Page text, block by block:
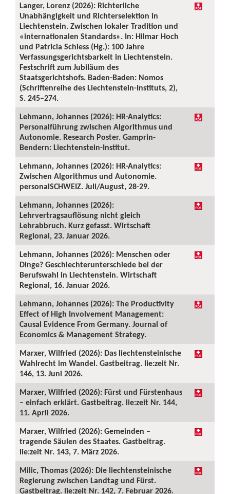
Langer, Lorenz (2026): Richterliche
Unabhängigkeit und Richterselektion in
Liechtenstein. Zwischen lokaler Tradition und
«internationalen Standards». In: Hilmar Hoch
und Patricia Schiess (Hg.): 100 Jahre
Verfassungsgerichtsbarkeit in Liechtenstein.
Festschrift zum Jubiläum des
Staatsgerichtshofs. Baden-Baden: Nomos
(Schriftenreihe des Liechtenstein-Instituts, 2),
S. 245–274.
Lehmann, Johannes (2026): HR-Analytics:
Personalführung zwischen Algorithmus und
Autonomie. Research Poster. Gamprin-
Bendern: Liechtenstein-Institut.
Lehmann, Johannes (2026): HR-Analytics:
Zwischen Algorithmus und Autonomie.
personalSCHWEIZ. Juli/August, 28-29.
Lehmann, Johannes (2026):
Lehrvertragsauflösung nicht gleich
Lehrabbruch. Kurz gefasst. Wirtschaft
Regional, 23. Januar 2026.
Lehmann, Johannes (2026): Menschen oder
Dinge? Geschlechterunterschiede bei der
Berufswahl in Liechtenstein. Wirtschaft
Regional, 16. Januar 2026.
Lehmann, Johannes (2026): The Productivity
Effect of High Involvement Management:
Causal Evidence From Germany. Journal of
Economics & Management Strategy.
Marxer, Wilfried (2026): Das liechtensteinische
Wahlrecht im Wandel. Gastbeitrag. lie:zeit Nr.
146, 13. Juni 2026.
Marxer, Wilfried (2026): Fürst und Fürstenhaus
– einfach erklärt. Gastbeitrag. lie:zeit Nr. 144,
11. April 2026.
Marxer, Wilfried (2026): Gemeinden –
tragende Säulen des Staates. Gastbeitrag.
lie:zeit Nr. 143, 7. März 2026.
Milic, Thomas (2026): Die liechtensteinische
Regierung zwischen Landtag und Fürst.
Gastbeitrag. lie:zeit Nr. 142, 7. Februar 2026.